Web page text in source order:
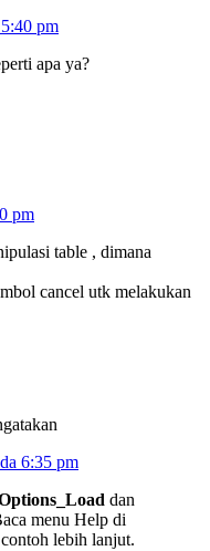
pm
apa ya?
pm
table , dimana
cancel utk melakukan
6:35 pm
dan
menu Help di
lebih lanjut.